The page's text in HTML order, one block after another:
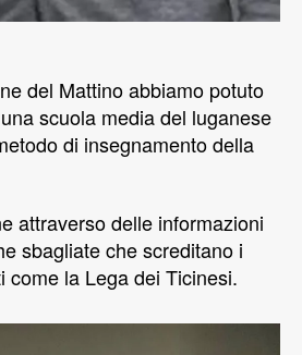
del Mattino abbiamo potuto
scuola media del luganese
di insegnamento della
attraverso delle informazioni
sbagliate che screditano i
come la Lega dei Ticinesi.